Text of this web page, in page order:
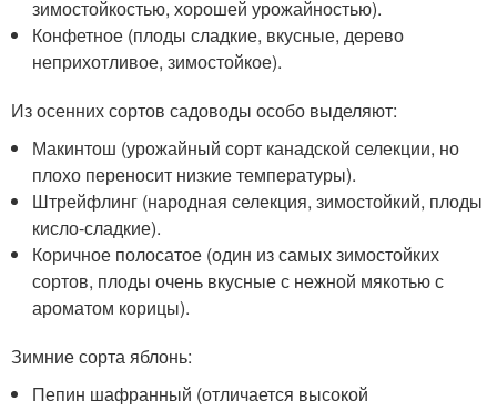
зимостойкостью, хорошей урожайностью).
Конфетное (плоды сладкие, вкусные, дерево
неприхотливое, зимостойкое).
Из осенних сортов садоводы особо выделяют:
Макинтош (урожайный сорт канадской селекции, но
плохо переносит низкие температуры).
Штрейфлинг (народная селекция, зимостойкий, плоды
кисло-сладкие).
Коричное полосатое (один из самых зимостойких
сортов, плоды очень вкусные с нежной мякотью с
ароматом корицы).
Зимние сорта яблонь:
Пепин шафранный (отличается высокой